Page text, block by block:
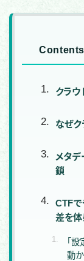
Contents
クラウ
なぜク
メタ
鎖
CTFで
差を
「
動